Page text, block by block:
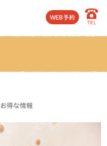
WEB予約
得な情報